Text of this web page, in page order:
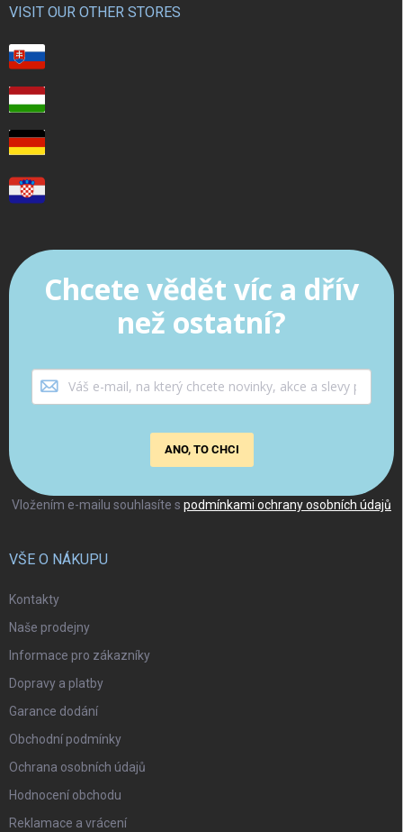
Vložením e-mailu souhlasíte s podmínkami ochrany osobních údajů
Chcete vědět víc a dřív
než ostatní?
ANO, TO CHCI
VISIT OUR OTHER STORES
VŠE O NÁKUPU
Kontakty
Naše prodejny
Informace pro zákazníky
Dopravy a platby
Garance dodání
Obchodní podmínky
Ochrana osobních údajů
Hodnocení obchodu
Reklamace a vrácení